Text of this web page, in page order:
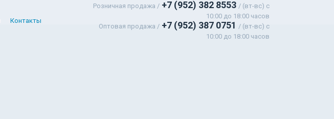
Контакты
Розничная продажа / +7 (952) 382 8553 / (вт-вс) c
10:00 до 18:00 часов
Оптовая продажа / +7 (952) 387 0751 / (вт-вс) с
10:00 до 18:00 часов